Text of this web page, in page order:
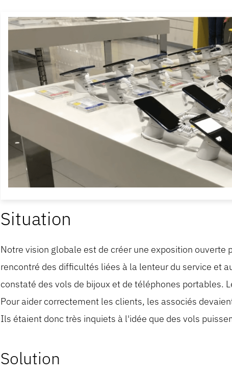
Situation
Notre vision globale est de créer une exposition
rencontré des difficultés liées à la lenteur du service et
constaté des vols de bijoux et de téléphones portables.
Pour aider correctement les clients, les associés
Ils étaient donc très inquiets à l'idée que des vols
Solution